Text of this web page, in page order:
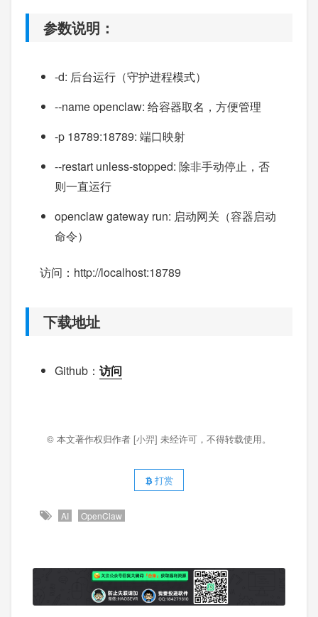
参数说明：
-d: 后台运行（守护进程模式）
--name openclaw: 给容器取名，方便管理
-p 18789:18789: 端口映射
--restart unless-stopped: 除非手动停止，否
则一直运行
openclaw gateway run: 启动网关（容器启动
命令）
访问：http://localhost:18789
下载地址
Github： 访问
© 本文著作权归作者 [小羿] 未经许可，不得转载使用。
打赏
AI OpenClaw